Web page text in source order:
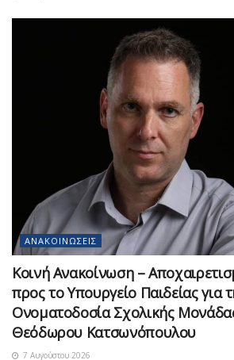
ΑΝΑΚΟΙΝΏΣΕΙΣ
Κοινή Ανακοίνωση –
προς το Υπουργείο Παιδείας για
Ονοματοδοσία Σχολικής
Θεόδωρου Κατσωνόπουλου
7 Αυγούστου 2026